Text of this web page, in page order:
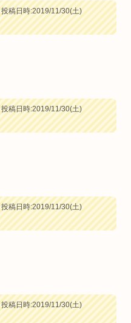
投稿日時:2019/11/30(土)
投稿日時:2019/11/30(土)
投稿日時:2019/11/30(土)
投稿日時:2019/11/30(土)